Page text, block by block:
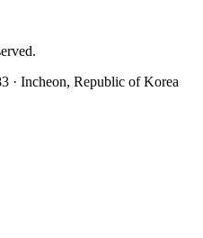
· Incheon, Republic of Korea